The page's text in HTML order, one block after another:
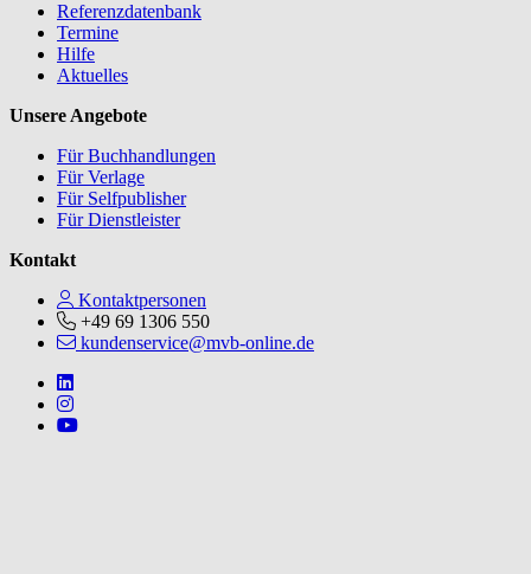
Referenzdatenbank
Termine
Hilfe
Aktuelles
Unsere Angebote
Für Buchhandlungen
Für Verlage
Für Selfpublisher
Für Dienstleister
Kontakt
Kontaktpersonen
+49 69 1306 550
kundenservice@mvb-online.de
Follow us on https://www.linkedin.com/company/mvbbooks
Follow us on https://www.instagram.com/lifeatmvb/
Follow us on https://www.youtube.com/@mvbbooks